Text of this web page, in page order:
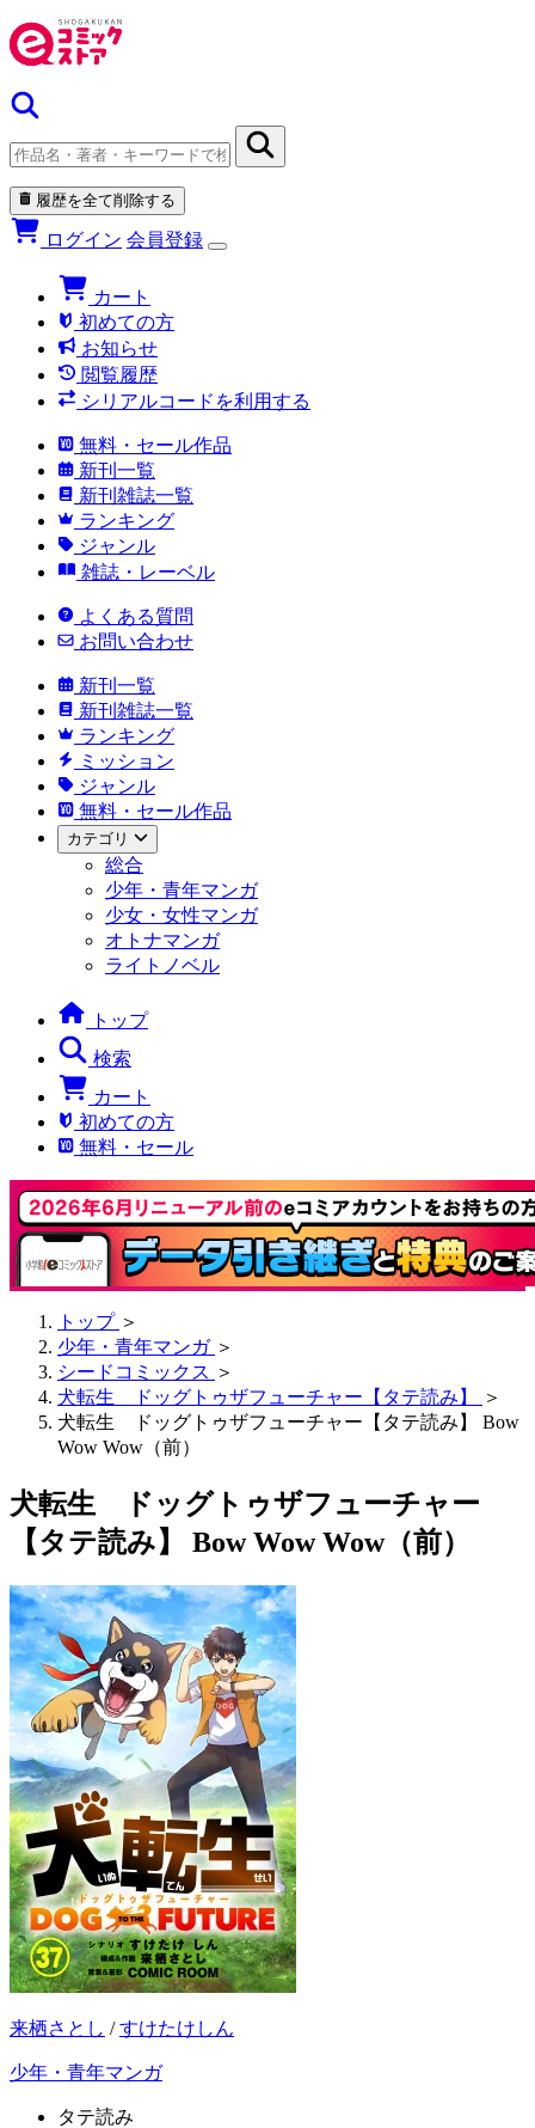
履歴を全て削除する
ログイン 会員登録
カート
初めての方
お知らせ
閲覧履歴
シリアルコードを利用する
無料・セール作品
新刊一覧
新刊雑誌一覧
ランキング
ジャンル
雑誌・レーベル
よくある質問
お問い合わせ
新刊一覧
新刊雑誌一覧
ランキング
ミッション
ジャンル
無料・セール作品
カテゴリ
総合
少年・青年マンガ
少女・女性マンガ
オトナマンガ
ライトノベル
トップ
検索
カート
初めての方
無料・セール
トップ ＞
少年・青年マンガ ＞
シードコミックス ＞
犬転生 ドッグトゥザフューチャー【タテ読み】
＞
犬転生 ドッグトゥザフューチャー【タテ読み】 Bow
Wow Wow（前）
犬転生 ドッグトゥザフューチャー
【タテ読み】 Bow Wow Wow（前）
来栖さとし /すけたけしん
少年・青年マンガ
タテ読み